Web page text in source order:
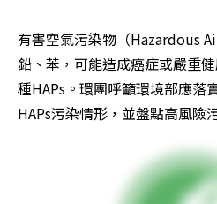
有害空氣污染物（Hazardous
鉛、苯，可能造成癌症或嚴重
種HAPs。環團呼籲環境部應落
HAPs污染情形，並盤點高風險